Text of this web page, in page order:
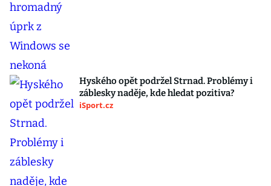
Hyského opět podržel Strnad. Problémy i
záblesky naděje, kde hledat pozitiva?
iSport.cz